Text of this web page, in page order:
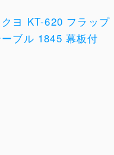
クヨ KT-620 フラップ
ブル 1845 幕板付